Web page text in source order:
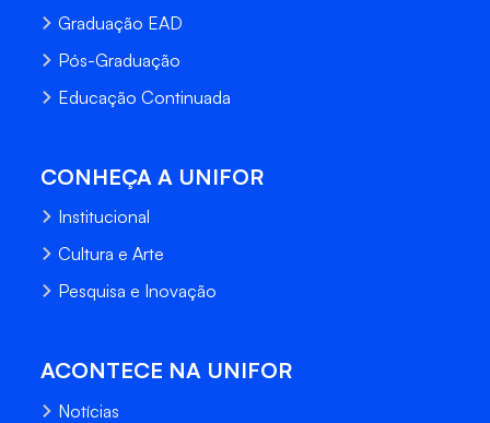
Graduação EAD
Pós-Graduação
Educação Continuada
CONHEÇA A UNIFOR
Institucional
Cultura e Arte
Pesquisa e Inovação
ACONTECE NA UNIFOR
Notícias